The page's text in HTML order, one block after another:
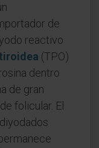
de
reactivo
(TPO)
dentro
de gran
folicular. El